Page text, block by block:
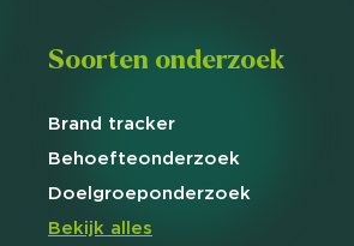
Soorten onderzoek
Brand tracker
Behoefteonderzoek
Doelgroeponderzoek
Bekijk alles